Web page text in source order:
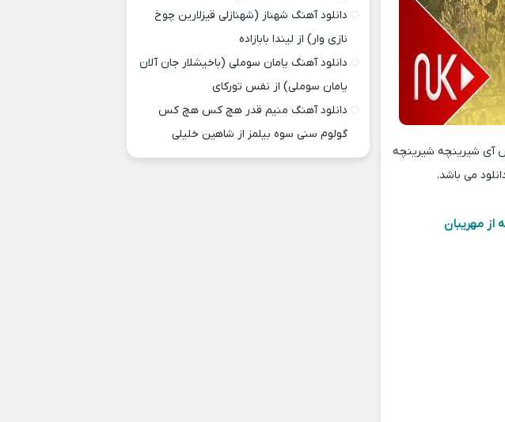
اصلی 320 + متن و ریمیکس آی شیرینچه شیرینچه
می باشد.
مهریبان
دانلود آهنگ شهناز (شهنازلی قیزلارین چوخ
نازی وار) از لیندا بابازاده
دانلود آهنگ یامان سوملی (باخیشلار جان آلان
یامان سوملی) از نفس تورکای
دانلود آهنگ منیم قدر هچ کس هچ کس
گولوم سنی سوه بیلمز از شاهین خلیلی